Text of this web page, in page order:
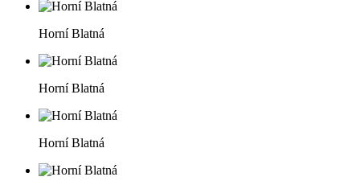
Horní Blatná
Horní Blatná
Horní Blatná